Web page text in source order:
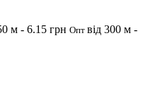
м - 6.15 грн Опт від 300 м -